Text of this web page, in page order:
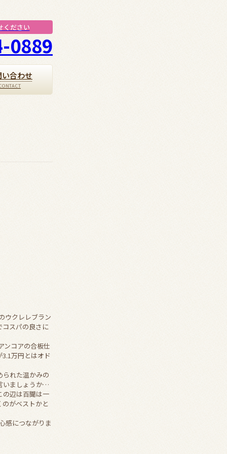
ください
0889
合わせ
ウクレレブラン
コスパの良さに
ンコアの合板仕
万円とはオド
られた温かみの
いましょうか…
の辺は百聞は一
がベストかと
感につながりま